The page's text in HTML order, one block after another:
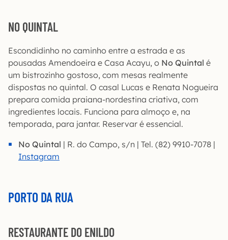
NO QUINTAL
Escondidinho no caminho entre a estrada e as
pousadas Amendoeira e Casa Acayu, o No Quintal é
um bistrozinho gostoso, com mesas realmente
dispostas no quintal. O casal Lucas e Renata Nogueira
prepara comida praiana-nordestina criativa, com
ingredientes locais. Funciona para almoço e, na
temporada, para jantar. Reservar é essencial.
No Quintal | R. do Campo, s/n | Tel. (82) 9910-7078 |
Instagram
PORTO DA RUA
RESTAURANTE DO ENILDO